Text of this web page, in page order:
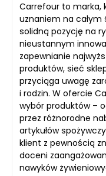
Carrefour to marka,
uznaniem na całym
solidną pozycję na
nieustannym
zapewnianie
produktów, sieć
przyciąga uwagę
i rodzin. W ofercie
wybór produktów –
przez różnorodne
artykułów
klient z pewnością
doceni
nawyków